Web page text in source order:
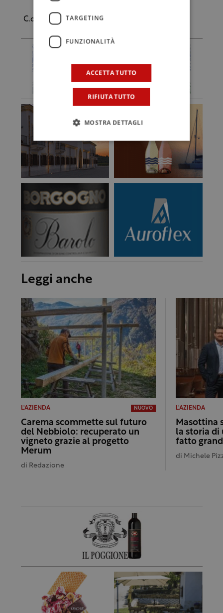
C.d.G.
Leggi anche
L'AZIENDA NUOVO
Carema scommette sul futuro
del Nebbiolo: recuperato un
vigneto grazie al progetto
Merum
di Redazione
L'AZIENDA
Masottina
la storia di
fatto
di Michele
TARGETING
FUNZIONALITÀ
ACCETTA TUTTO
RIFIUTA TUTTO
MOSTRA DETTAGLI